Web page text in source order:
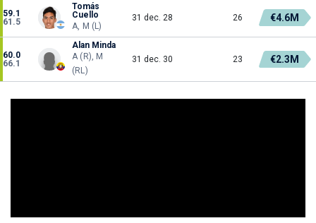
59.1
61.5
Tomás
Cuello
A, M (L)
31 dec. 28 26 €4.6M
60.0
66.1
Alan Minda
A (R), M
(RL)
31 dec. 30 23 €2.3M